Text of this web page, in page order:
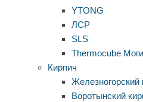
YTONG
ЛСР
SLS
Thermocube
Кирпич
Железногорский
Воротынский